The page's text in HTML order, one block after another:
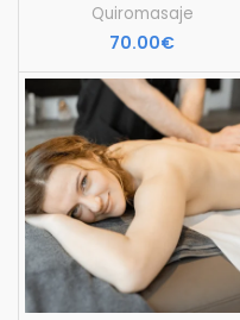
Quiromasaje
70.00€